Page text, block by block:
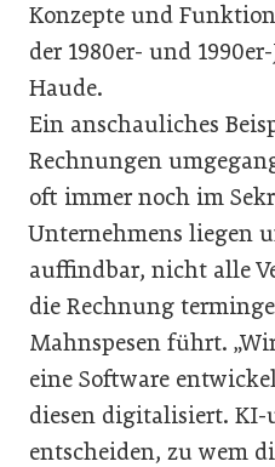
Konzepte und
der 1980er- und
Haude.
Ein anschauliches
Rechnungen
oft immer noch im
Unternehmens liegen
auffindbar, nicht alle
die Rechnung
Mahnspesen führt.
eine Software
diesen digitalisiert.
entscheiden, zu wem